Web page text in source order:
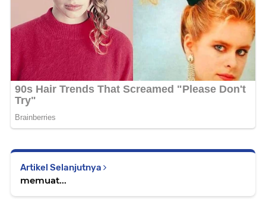
Artikel Selanjutnya
memuat...